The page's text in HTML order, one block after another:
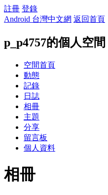
註冊 登錄
Android 台灣中文網 返回首頁
p_p4757的個人空間
空間首頁
動態
記錄
日誌
相冊
主題
分享
留言板
個人資料
相冊